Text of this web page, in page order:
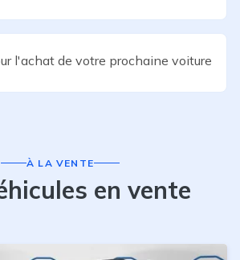
l'achat de votre prochaine voiture
À LA VENTE
en vente